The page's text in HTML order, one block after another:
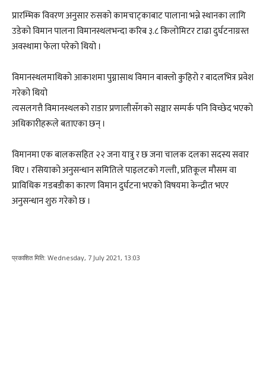
प्रारम्भिक विवरण अनुसार रुसको कामचाट्काबाट पालाना भन्ने स्थानका लागि
उडेको विमान पालना विमानस्थलभन्दा करिब ३.८ किलोमिटर टाढा दुर्घटनाग्रस्त
अवस्थामा फेला परेको थियो ।
विमानस्थलमाथिको आकाशमा पुग्नासाथ विमान बाक्लो कुहिरो र बादलभित्र प्रवेश
गरेको थियो
त्यसलगत्तै विमानस्थलको राडार प्रणालीसँगको सञ्चार सम्पर्क पनि विच्छेद भएको
अधिकारीहरूले बताएका छन् ।
विमानमा एक बालकसहित २२ जना यात्रु र छ जना चालक दलका सदस्य सवार
थिए । रसियाको अनुसन्धान समितिले पाइलटको गल्ती, प्रतिकूल मौसम वा
प्राविधिक गडबडीका कारण विमान दुर्घटना भएको विषयमा केन्द्रीत भएर
अनुसन्धान शुरु गरेको छ ।
प्रकाशित मिति: Wednesday, 7 July 2021, 13:03